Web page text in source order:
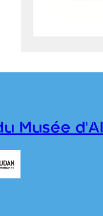
Route
1890)
Musée